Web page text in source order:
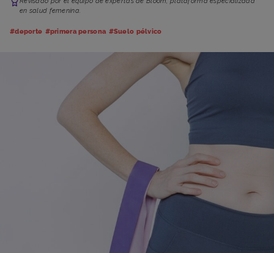
en salud femenina.
#deporte #primera persona #Suelo pélvico